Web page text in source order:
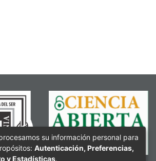
su información personal para
Autenticación, Preferencias,
y Estadísticas.